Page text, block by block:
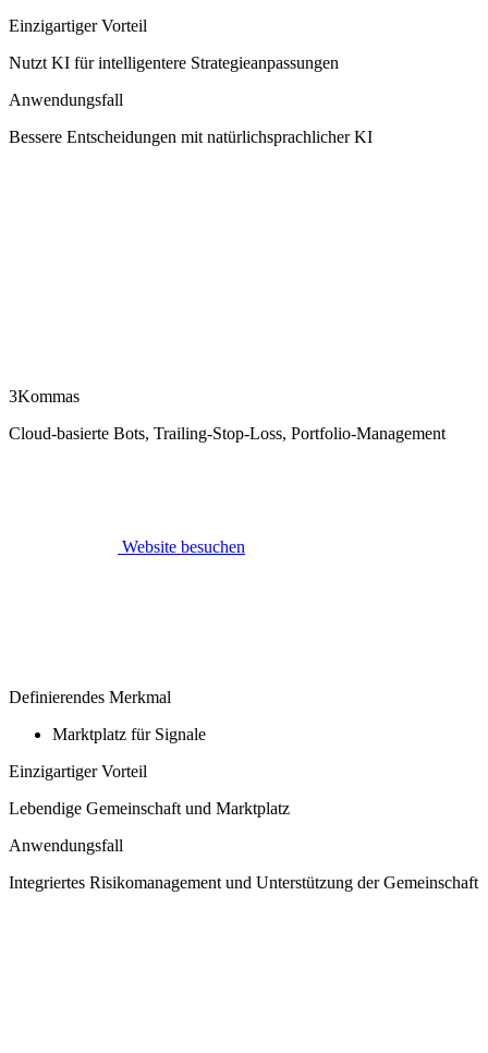
Einzigartiger Vorteil
Nutzt KI für intelligentere Strategieanpassungen
Anwendungsfall
Bessere Entscheidungen mit natürlichsprachlicher KI
3Kommas
Cloud-basierte Bots, Trailing-Stop-Loss, Portfolio-Management
Website besuchen
Definierendes Merkmal
Marktplatz für Signale
Einzigartiger Vorteil
Lebendige Gemeinschaft und Marktplatz
Anwendungsfall
Integriertes Risikomanagement und Unterstützung der Gemeinschaft